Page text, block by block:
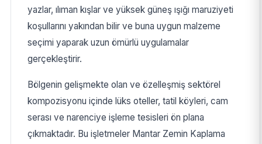
yazlar, ılıman kışlar ve yüksek güneş ışığı maruziyeti
koşullarını yakından bilir ve buna uygun malzeme
seçimi yaparak uzun ömürlü uygulamalar
gerçekleştirir.
Bölgenin gelişmekte olan ve özelleşmiş sektörel
kompozisyonu içinde lüks oteller, tatil köyleri, cam
serası ve narenciye işleme tesisleri ön plana
çıkmaktadır. Bu işletmeler Mantar Zemin Kaplama